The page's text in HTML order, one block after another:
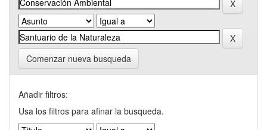
Comenzar nueva busqueda
Añadir filtros:
Usa los filtros para afinar la busqueda.